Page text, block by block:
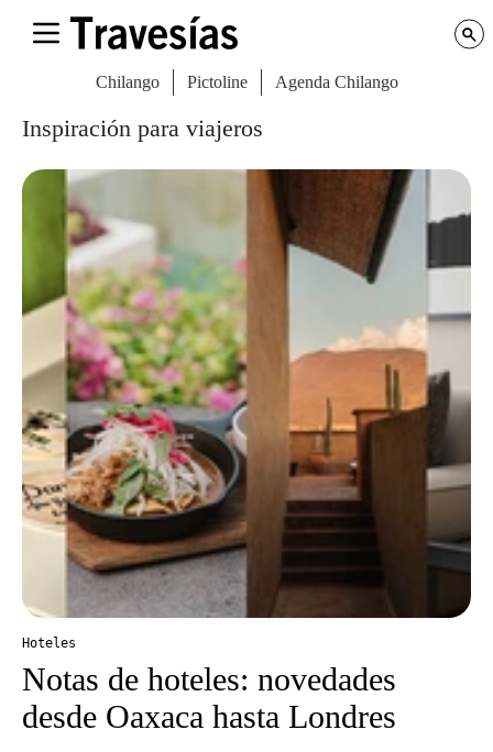
Chilango Pictoline Agenda Chilango
Inspiración para viajeros
Hoteles
Notas de hoteles: novedades
desde Oaxaca hasta Londres